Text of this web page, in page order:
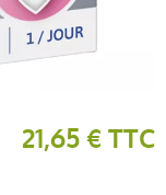
21,65 € TTC